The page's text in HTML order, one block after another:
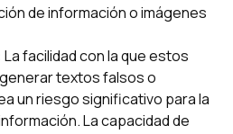
de información o imágenes
La facilidad con la que estos
textos falsos o
un riesgo significativo para la
La capacidad de